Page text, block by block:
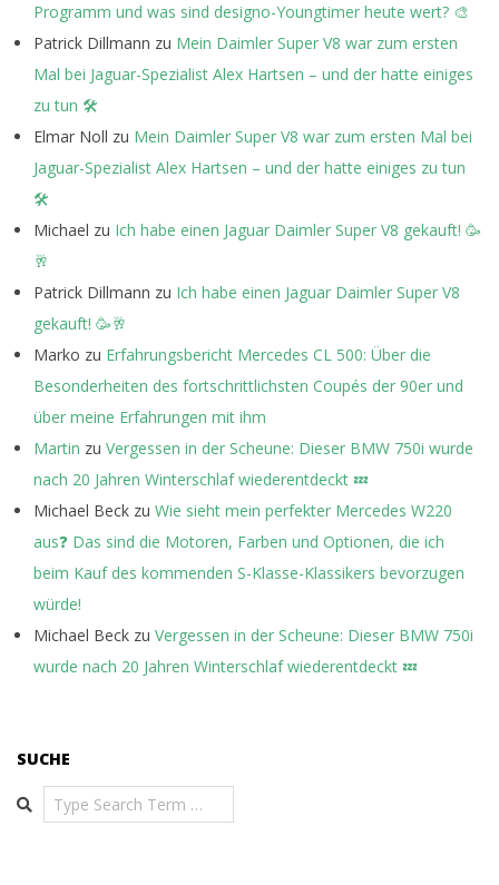
Programm und was sind designo-Youngtimer heute wert? 🎨
Patrick Dillmann zu Mein Daimler Super V8 war zum ersten
Mal bei Jaguar-Spezialist Alex Hartsen – und der hatte einiges
zu tun 🛠️
Elmar Noll zu Mein Daimler Super V8 war zum ersten Mal bei
Jaguar-Spezialist Alex Hartsen – und der hatte einiges zu tun
🛠️
Michael zu Ich habe einen Jaguar Daimler Super V8 gekauft! 🥳
🥂
Patrick Dillmann zu Ich habe einen Jaguar Daimler Super V8
gekauft! 🥳🥂
Marko zu Erfahrungsbericht Mercedes CL 500: Über die
Besonderheiten des fortschrittlichsten Coupés der 90er und
über meine Erfahrungen mit ihm
Martin zu Vergessen in der Scheune: Dieser BMW 750i wurde
nach 20 Jahren Winterschlaf wiederentdeckt 💤
Michael Beck zu Wie sieht mein perfekter Mercedes W220
aus❓ Das sind die Motoren, Farben und Optionen, die ich
beim Kauf des kommenden S-Klasse-Klassikers bevorzugen
würde!
Michael Beck zu Vergessen in der Scheune: Dieser BMW 750i
wurde nach 20 Jahren Winterschlaf wiederentdeckt 💤
SUCHE
Search